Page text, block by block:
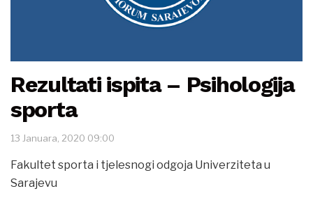
Rezultati ispita – Psihologija
sporta
13 Januara, 2020 09:00
Fakultet sporta i tjelesnogi odgoja Univerziteta u
Sarajevu